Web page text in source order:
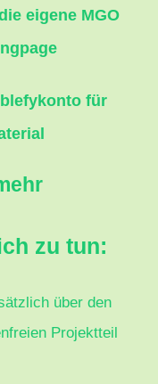
eigene MGO
für
zu tun:
über den
Projektteil